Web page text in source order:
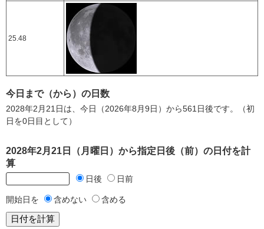
25.48
今日まで（から）の日数
2028年2月21日は、今日（2026年8月9日）から561日後です。（初
日を0日目として）
2028年2月21日（月曜日）から指定日後（前）の日付を計
算
日後 日前
開始日を 含めない 含める